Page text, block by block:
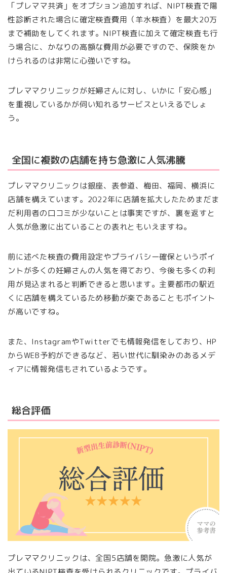
「プレママ共済」をオプション追加すれば、NIPT検査で陽
性診断された場合に確定検査費用（羊水検査）を最大20万
まで補助をしてくれます。NIPT検査に加えて確定検査も行
う場合に、かなりの高額な費用が必要ですので、保険をか
けられるのは非常に心強いですね。
プレママクリニックが妊婦さんに対し、いかに「安心感」
を重視しているかが伺い知れるサービスといえるでしょ
う。
全国に複数の店舗を持ち急激に人気沸騰
プレママクリニックは銀座、表参道、梅田、福岡、横浜に
店舗を構えています。2022年に店舗を拡大したためまだま
だ利用者の口コミが少ないことは事実ですが、裏を返すと
人気が急激に出ていることの表れともいえますね。
前に述べた検査の費用設定やプライバシー確保というポイ
ントが多くの妊婦さんの人気を得ており、今後も多くの利
用が見込まれると判断できると思います。主要都市の駅近
くに店舗を構えているため移動が楽であることもポイント
が高いですね。
また、InstagramやTwitterでも情報発信をしており、HP
からWEB予約ができるなど、若い世代に馴染みのあるメデ
ィアに情報発信もされているようです。
総合評価
プレママクリニックは、全国5店舗を開院。急激に人気が